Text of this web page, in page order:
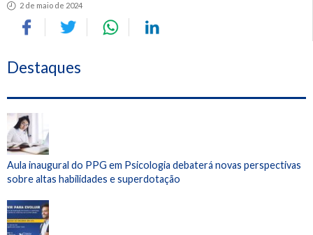
2 de maio de 2024
Destaques
Aula inaugural do PPG em Psicologia debaterá novas perspectivas
sobre altas habilidades e superdotação